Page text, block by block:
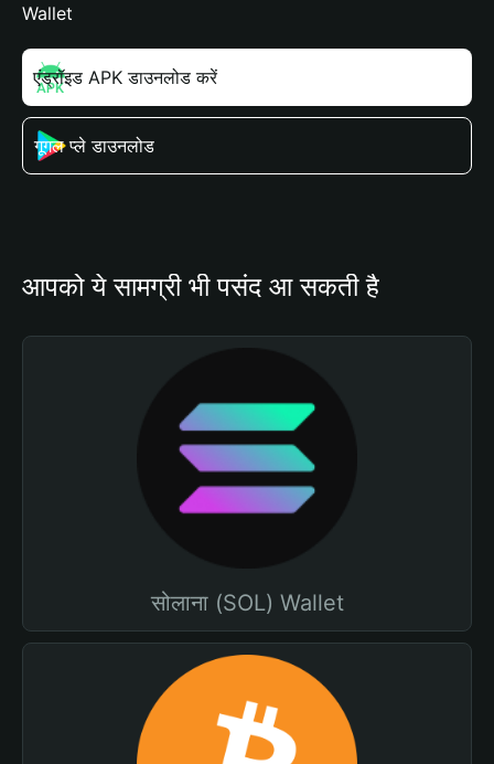
Wallet
एंड्रॉइड APK डाउनलोड करें
गूगल प्ले डाउनलोड
आपको ये सामग्री भी पसंद आ सकती है
सोलाना (SOL) Wallet